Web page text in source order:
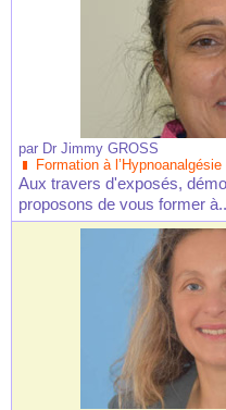
par Dr Jimmy GROSS
Formation à
Aux travers d'exposés,
proposons de vous former